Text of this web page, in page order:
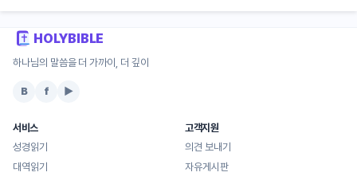
HOLYBIBLE
하나님의 말씀을 더 가까이, 더 깊이
B f ▶
서비스
성경읽기
대역읽기
고객지원
의견 보내기
자유게시판